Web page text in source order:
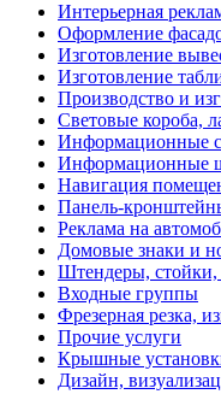
Интерьерная
Оформление
Изготовление
Изготовление
Производство и
Световые короба,
Информационные
Информационные
Навигация
Панель-
Реклама на
Домовые знаки и
Штендеры, стойки,
Входные группы
Фрезерная резка,
Прочие услуги
Крышные
Дизайн,